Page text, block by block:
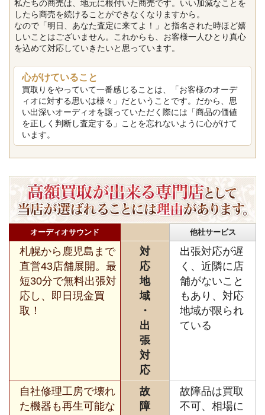
私たちの商売は、地元に根付いた商売です。いい加減なことを
したら商売を続けることができなくなりますから。
なので「明日、あなた査定に来てよ！」と指名された時ほど嬉
しいことはございません。これからも、お客様一人ひとり真心
を込めて対応していきたいと思っています。
心がけていること
買取りをやっていて一番感じることは、「お客様のオーデ
ィオに対する思いは様々」だということです。だから、思
い出深いオーディオを譲っていただく際には「商品の価値
を正しく判断し査定する」ことを忘れないように心がけて
います。
オーディオサウンド 他社サービス
札幌から鹿児島まで
直営43店舗展開。最
短30分で無料出張対
応し、即日現金買
取！
対
応
地
域
・
出
張
対
応
出張対応が遅
く、近隣に店
舗がないこと
もあり、対応
地域が限られ
ている
自社修理工房で壊れ
た機器も再生可能な
故
障
故障品は買取
不可、相場に